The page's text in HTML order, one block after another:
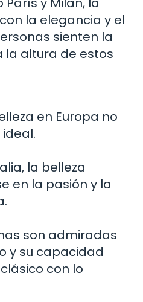
la elegancia y el
sienten la
la altura de estos
en Europa no
la belleza
en la pasión y la
son admiradas
y su capacidad
con lo